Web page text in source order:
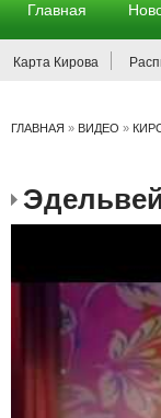
Главная
Карта Кирова
ГЛАВНАЯ » ВИДЕО »